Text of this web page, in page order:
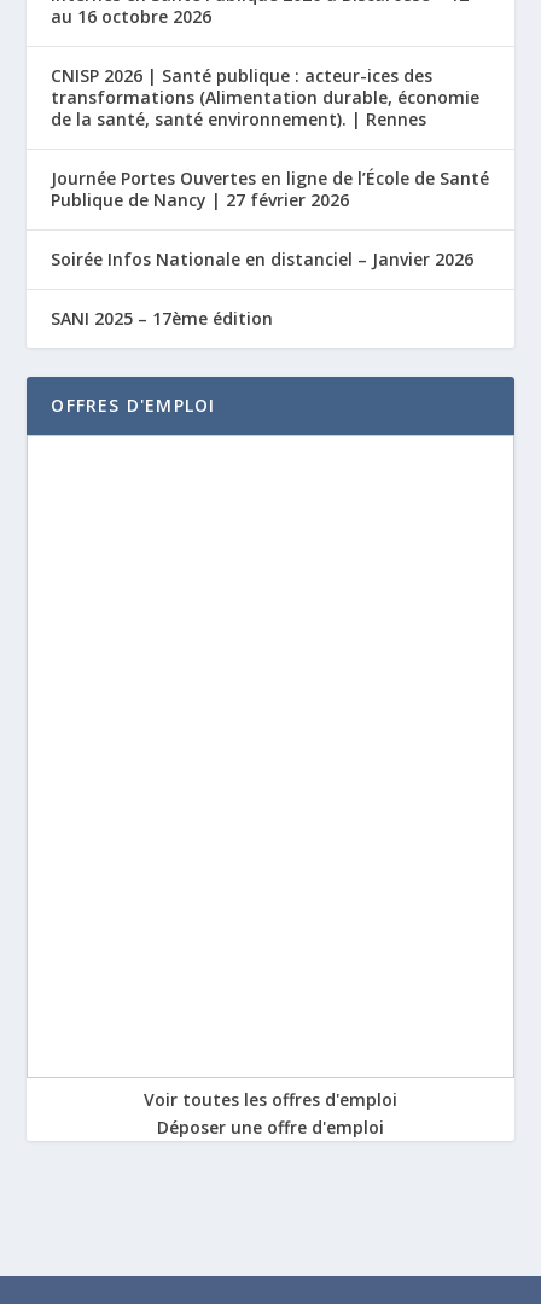
au 16 octobre 2026
CNISP 2026 | Santé publique : acteur-ices des
transformations (Alimentation durable, économie
de la santé, santé environnement). | Rennes
Journée Portes Ouvertes en ligne de l’École de Santé
Publique de Nancy | 27 février 2026
Soirée Infos Nationale en distanciel – Janvier 2026
SANI 2025 – 17ème édition
OFFRES D'EMPLOI
Voir toutes les offres d'emploi
Déposer une offre d'emploi